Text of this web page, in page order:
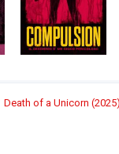
Death of a Unicorn (2025)